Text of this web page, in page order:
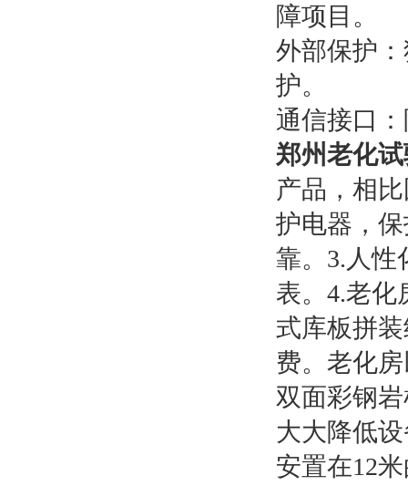
障项目。
外部保护
护。
通信接口
郑州老化
产品，相
护电器，
靠。3.人性
表。4.老化
式库板拼
费。老化
双面彩钢
大大降低
安置在12